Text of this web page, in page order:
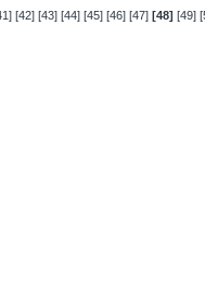
[42] [43] [44] [45] [46] [47] [48] [49]